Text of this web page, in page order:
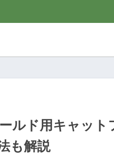
ルド用キャット
も解説